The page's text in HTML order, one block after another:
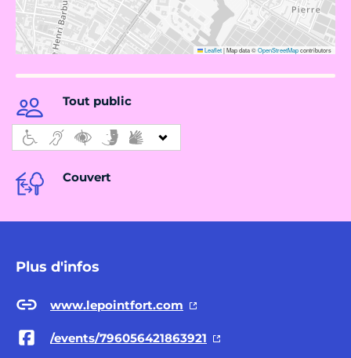
Leaflet|Map data ©OpenStreetMapcontributors
Tout public
Couvert
Plus d'infos
www.lepointfort.com
/events/796056421863921